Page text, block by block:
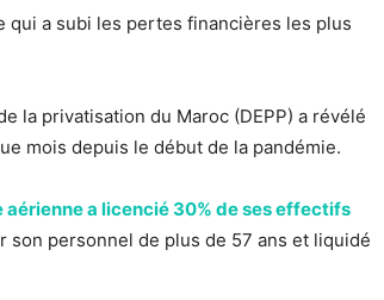
qui a subi les pertes financières les plus
la privatisation du Maroc (DEPP) a révélé
mois depuis le début de la pandémie.
aérienne a licencié 30% de ses effectifs
son personnel de plus de 57 ans et liquidé